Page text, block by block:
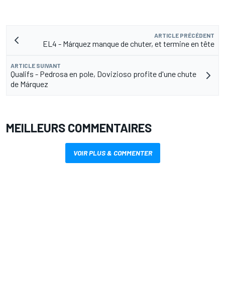
ARTICLE PRÉCÉDENT
EL4 - Márquez manque de chuter, et termine en tête
ARTICLE SUIVANT
Qualifs - Pedrosa en pole, Dovizioso profite d'une chute
de Márquez
MEILLEURS COMMENTAIRES
VOIR PLUS & COMMENTER